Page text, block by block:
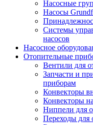
Насосные
Насосы
Системы
насосов
Насосное
Отопительные
Вентили для
Запчасти и
приборам
Конвекторы
Конвекторы
Ниппели для
Переходы для